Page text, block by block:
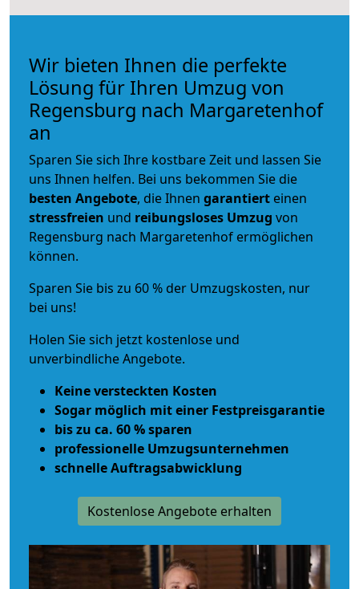
Wir bieten Ihnen die perfekte
Lösung für Ihren Umzug von
Regensburg nach Margaretenhof
an
Sparen Sie sich Ihre kostbare Zeit und lassen Sie
uns Ihnen helfen. Bei uns bekommen Sie die
besten Angebote, die Ihnen garantiert einen
stressfreien und reibungsloses Umzug von
Regensburg nach Margaretenhof ermöglichen
können.
Sparen Sie bis zu 60 % der Umzugskosten, nur
bei uns!
Holen Sie sich jetzt kostenlose und
unverbindliche Angebote.
Keine versteckten Kosten
Sogar möglich mit einer Festpreisgarantie
bis zu ca. 60 % sparen
professionelle Umzugsunternehmen
schnelle Auftragsabwicklung
Kostenlose Angebote erhalten